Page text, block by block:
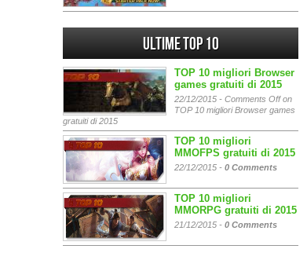
Ultime Top 10
TOP 10 migliori Browser
games gratuiti di 2015
22/12/2015 - Comments Offon
TOP 10 migliori Browser games
gratuiti di 2015
TOP 10 migliori
MMOFPS gratuiti di 2015
22/12/2015 - 0 Comments
TOP 10 migliori
MMORPG gratuiti di 2015
21/12/2015 - 0 Comments